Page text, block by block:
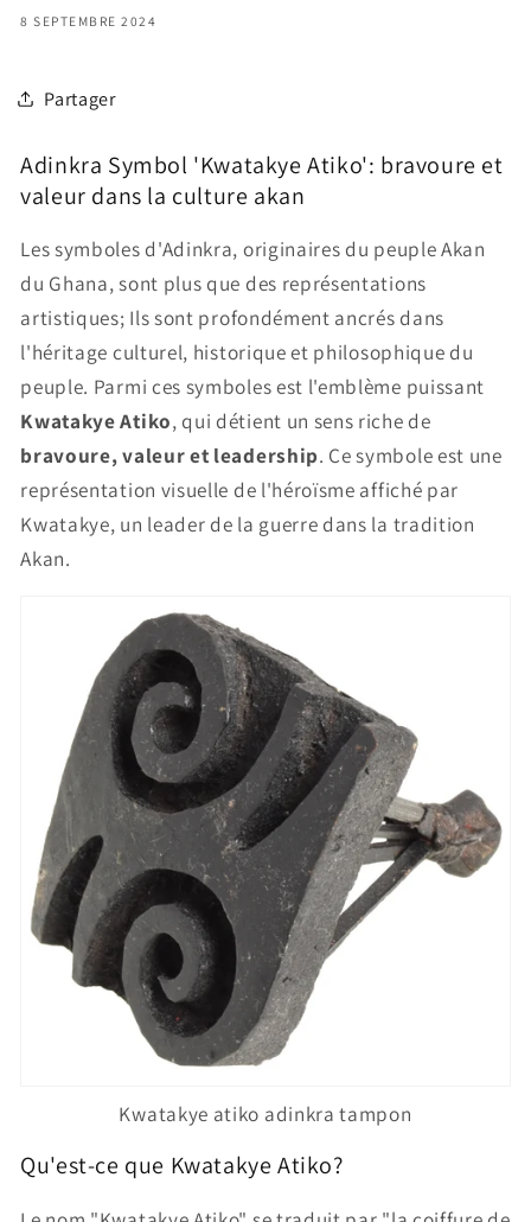
8 SEPTEMBRE 2024
Partager
Adinkra Symbol 'Kwatakye Atiko': bravoure et
valeur dans la culture akan
Les symboles d'Adinkra, originaires du peuple Akan
du Ghana, sont plus que des représentations
artistiques; Ils sont profondément ancrés dans
l'héritage culturel, historique et philosophique du
peuple. Parmi ces symboles est l'emblème puissant
Kwatakye Atiko, qui détient un sens riche de
bravoure, valeur et leadership. Ce symbole est une
représentation visuelle de l'héroïsme affiché par
Kwatakye, un leader de la guerre dans la tradition
Akan.
Kwatakye atiko adinkra tampon
Qu'est-ce que Kwatakye Atiko?